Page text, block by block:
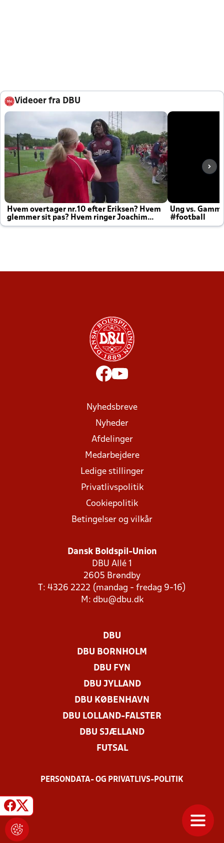
Videoer fra DBU
Hvem overtager nr.10 efter Eriksen? Hvem
glemmer sit pas? Hvem ringer Joachim
altid til efter kampe?
Ung vs.
#football
Nyhedsbreve
Nyheder
Afdelinger
Medarbejdere
Ledige stillinger
Privatlivspolitik
Cookiepolitik
Betingelser og vilkår
Dansk Boldspil-Union
DBU Allé 1
2605 Brøndby
T: 4326 2222 (mandag - fredag 9-16)
M: dbu@dbu.dk
DBU
DBU BORNHOLM
DBU FYN
DBU JYLLAND
DBU KØBENHAVN
DBU LOLLAND-FALSTER
DBU SJÆLLAND
FUTSAL
PERSONDATA- OG PRIVATLIVS-POLITIK